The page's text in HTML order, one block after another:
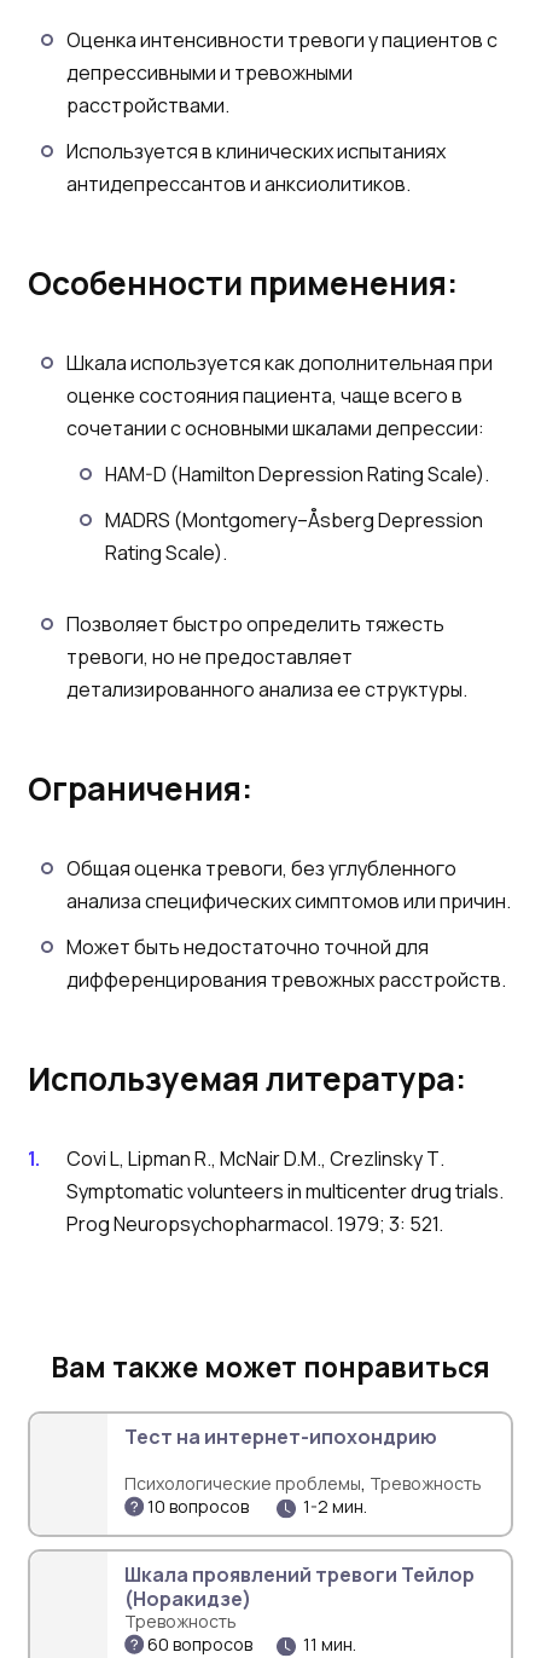
Оценка интенсивности тревоги у пациентов с
депрессивными и тревожными
расстройствами.
Используется в клинических испытаниях
антидепрессантов и анксиолитиков.
Особенности применения:
Шкала используется как дополнительная при
оценке состояния пациента, чаще всего в
сочетании с основными шкалами депрессии:
HAM-D (Hamilton Depression Rating Scale).
MADRS (Montgomery–Åsberg Depression
Rating Scale).
Позволяет быстро определить тяжесть
тревоги, но не предоставляет
детализированного анализа ее структуры.
Ограничения:
Общая оценка тревоги, без углубленного
анализа специфических симптомов или причин.
Может быть недостаточно точной для
дифференцирования тревожных расстройств.
Используемая литература:
Covi L, Lipman R., McNair D.M., Crezlinsky Т.
Symptomatic volunteers in multicenter drug trials.
Prog Neuropsychopharmacol. 1979; 3: 521.
Вам также может понравиться
Тест на интернет-ипохондрию
Психологические проблемы, Тревожность
10 вопросов
1-2 мин.
Шкала проявлений тревоги Тейлор
(Норакидзе)
Тревожность
60 вопросов
11 мин.